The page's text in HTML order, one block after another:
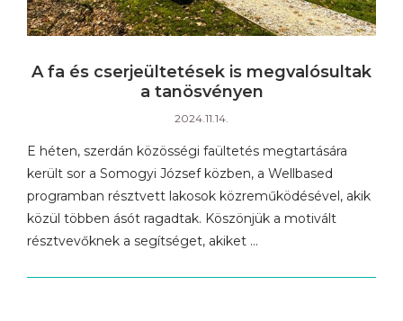
A fa és cserjeültetések is megvalósultak
a tanösvényen
2024.11.14.
E héten, szerdán közösségi faültetés megtartására
került sor a Somogyi József közben, a Wellbased
programban résztvett lakosok közreműködésével, akik
közül többen ásót ragadtak. Köszönjük a motivált
résztvevőknek a segítséget, akiket …